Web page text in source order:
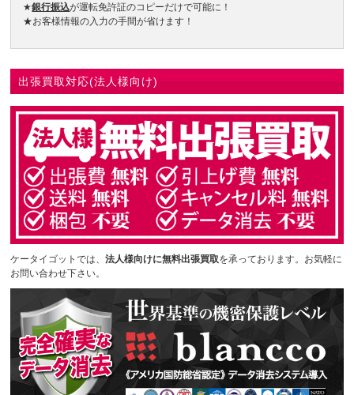
★銀行振込が運転免許証のコピーだけで可能に！
★お客様情報の入力の手間が省けます！
出張買取対応(法人様向け)
ケータイゴットでは、法人様向けに無料出張買取を承っております。お気軽に
お問い合わせ下さい。